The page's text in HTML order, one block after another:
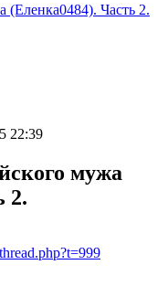
Часть 2.
22:39
мужа
2.